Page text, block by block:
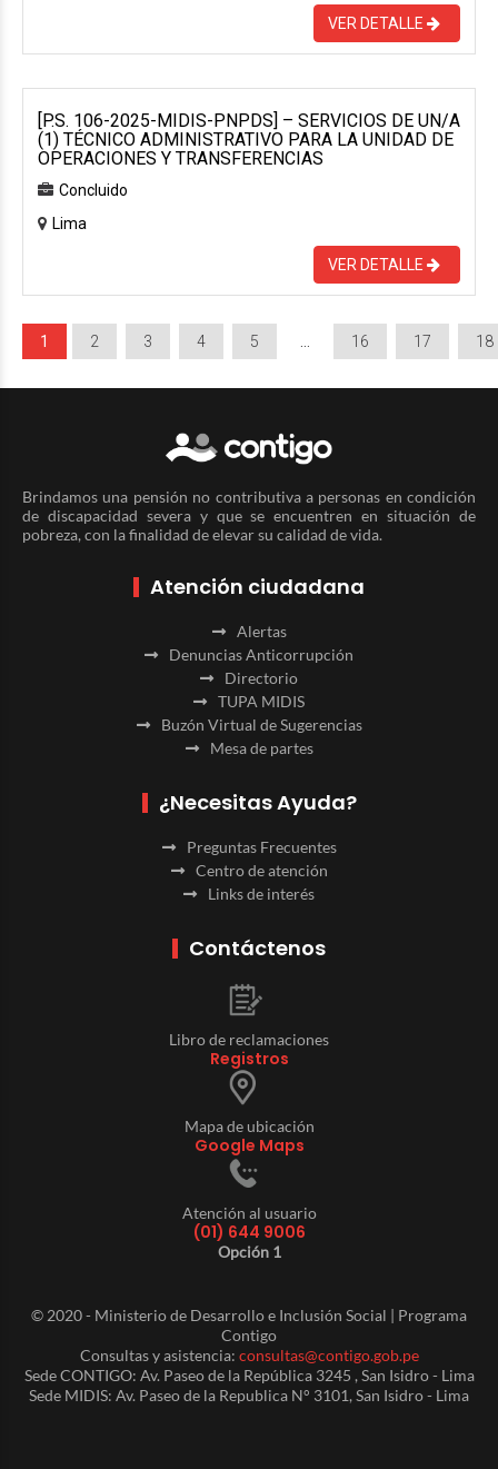
VER DETALLE
[P.S. 106-2025-MIDIS-PNPDS] – SERVICIOS DE UN/A
(1) TÉCNICO ADMINISTRATIVO PARA LA UNIDAD DE
OPERACIONES Y TRANSFERENCIAS
Concluido
Lima
VER DETALLE
1 2 3 4 5 16 17 18
Brindamos una pensión no contributiva a personas en condición
de discapacidad severa y que se encuentren en situación de
pobreza, con la finalidad de elevar su calidad de vida.
Atención ciudadana
Alertas
Denuncias Anticorrupción
Directorio
TUPA MIDIS
Buzón Virtual de Sugerencias
Mesa de partes
¿Necesitas Ayuda?
Preguntas Frecuentes
Centro de atención
Links de interés
Contáctenos
Libro de reclamaciones
Registros
Mapa de ubicación
Google Maps
Atención al usuario
(01) 644 9006
Opción 1
© 2020 - Ministerio de Desarrollo e Inclusión Social | Programa
Contigo
Consultas y asistencia: consultas@contigo.gob.pe
Sede CONTIGO: Av. Paseo de la República 3245 , San Isidro - Lima
Sede MIDIS: Av. Paseo de la Republica N° 3101, San Isidro - Lima